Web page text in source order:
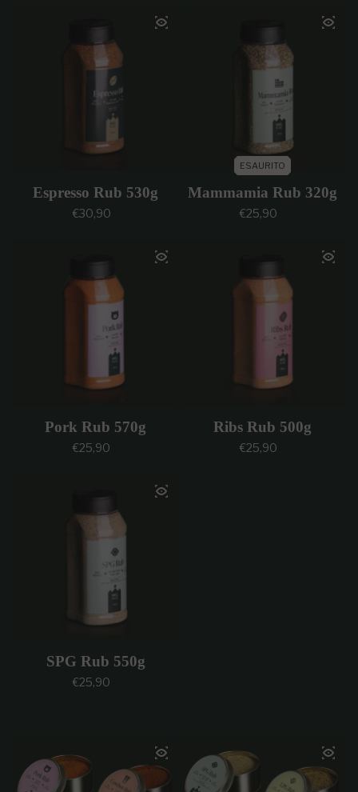
Espresso Rub 530g
Prezzo regolare
€30,90
ESAURITO
Mammamia Rub 320g
Prezzo regolare
€25,90
Pork Rub 570g
Prezzo regolare
€25,90
Ribs Rub 500g
Prezzo regolare
€25,90
SPG Rub 550g
Prezzo regolare
€25,90